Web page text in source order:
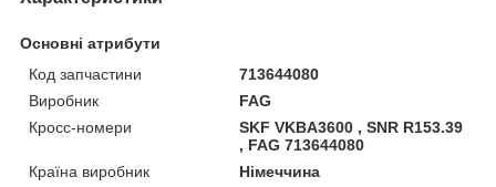
Основні атрибути
Код запчастини
713644080
Виробник
FAG
Кросс-номери
SKF VKBA3600 , SNR R153.39
, FAG 713644080
Країна виробник
Німеччина